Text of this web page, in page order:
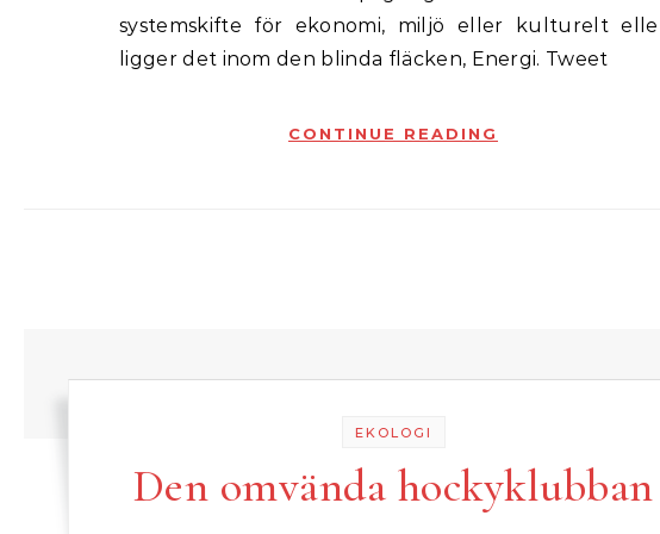
systemskifte för ekonomi, miljö eller kulturelt
ligger det inom den blinda fläcken, Energi. Tweet
CONTINUE READING
EKOLOGI
Den omvända hockyklubban